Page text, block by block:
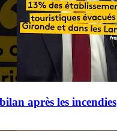
après les incendies